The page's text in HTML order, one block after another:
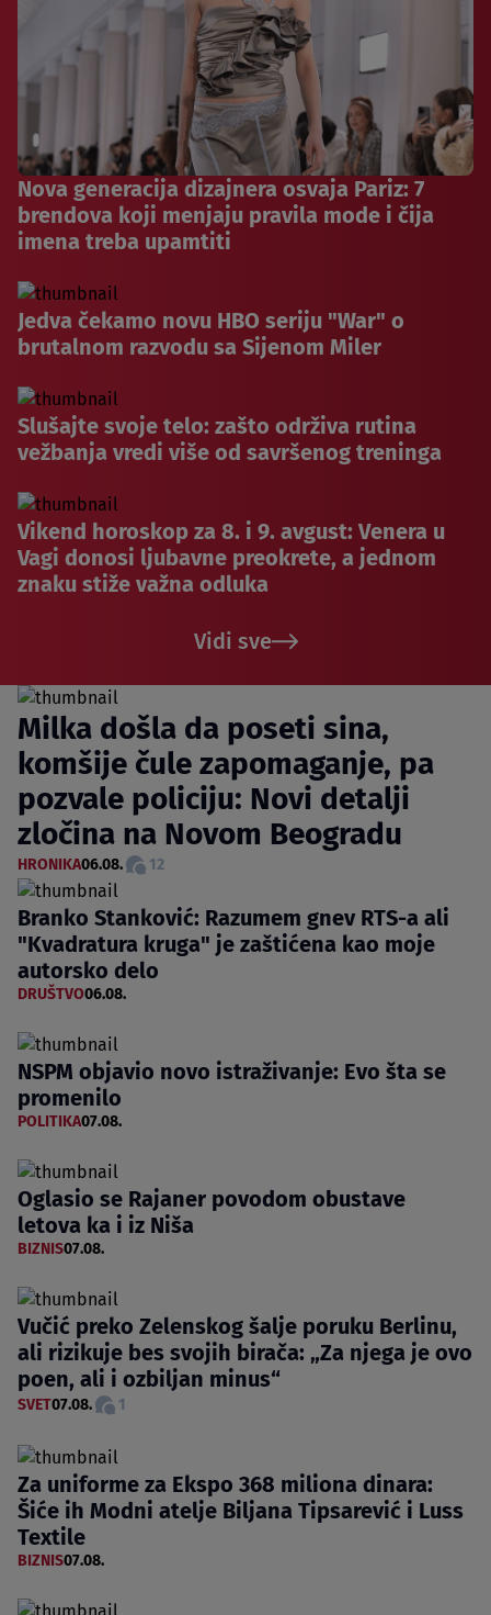
Nova generacija dizajnera osvaja Pariz: 7
brendova koji menjaju pravila mode i čija
imena treba upamtiti
Jedva čekamo novu HBO seriju "War" o
brutalnom razvodu sa Sijenom Miler
Slušajte svoje telo: zašto održiva rutina
vežbanja vredi više od savršenog treninga
Vikend horoskop za 8. i 9. avgust: Venera u
Vagi donosi ljubavne preokrete, a jednom
znaku stiže važna odluka
Vidi sve
Milka došla da poseti sina,
komšije čule zapomaganje, pa
pozvale policiju: Novi detalji
zločina na Novom Beogradu
HRONIKA06.08. 12
Branko Stanković: Razumem gnev RTS-a ali
"Kvadratura kruga" je zaštićena kao moje
autorsko delo
DRUŠTVO06.08.
NSPM objavio novo istraživanje: Evo šta se
promenilo
POLITIKA07.08.
Oglasio se Rajaner povodom obustave
letova ka i iz Niša
BIZNIS07.08.
Vučić preko Zelenskog šalje poruku Berlinu,
ali rizikuje bes svojih birača: „Za njega je ovo
poen, ali i ozbiljan minus“
SVET07.08. 1
Za uniforme za Ekspo 368 miliona dinara:
Šiće ih Modni atelje Biljana Tipsarević i Luss
Textile
BIZNIS07.08.